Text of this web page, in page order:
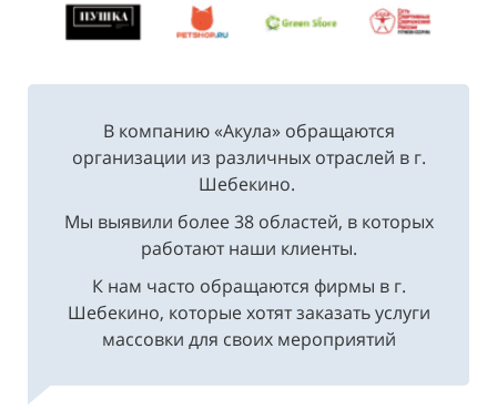
В компанию «Акула» обращаются
организации из различных отраслей в г.
Шебекино.
Мы выявили более 38 областей, в которых
работают наши клиенты.
К нам часто обращаются фирмы в г.
Шебекино, которые хотят заказать услуги
массовки для своих мероприятий